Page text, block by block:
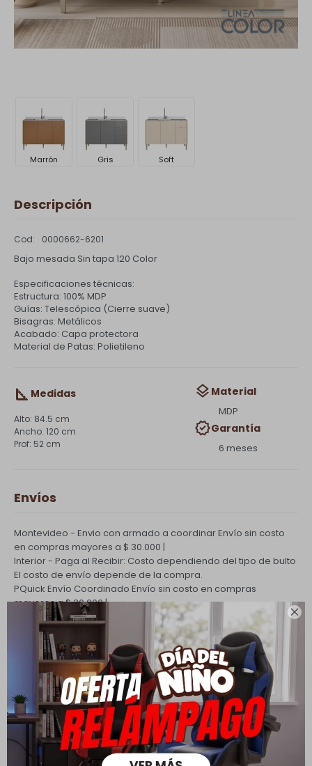

Marrón Gris Soft
Descripción
0000662-6201
Bajo mesada Sin tapa 120 Color
Especificaciones técnicas:
Estructura: 100% MDP
Guías: Telescópica (Cierre suave)
Bisagras: Metálicos
Acabado: Capa protectora
Material de Patas: Polietileno
Medidas
84.5 cm
120 cm
52 cm
Material
MDP
Garantía
6 meses
Envíos
Montevideo - Envio con armado a coordinarEnvío sin costo
en compras mayores a $ 30.000 |
Interior - Paga al Recibir: Costo dependiendo del tipo de bulto
El costo de envío depende de la compra.
PQuick Envío Coordinado Envío sin costo en compras
mayores a $ 30.000 |
Cambios y Devoluciones
Todas las compras realizadas tienen un plazo de 5 días para
su cambio.
Ver mas
Medios de pago